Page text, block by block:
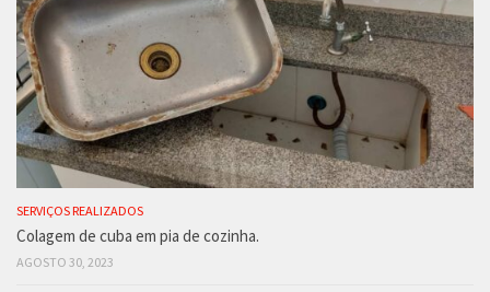
SERVIÇOS REALIZADOS
Colagem de cuba em pia de cozinha.
AGOSTO 30, 2023